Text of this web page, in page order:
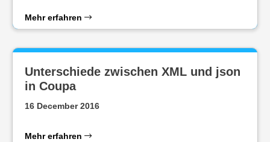
Mehr erfahren
Unterschiede zwischen XML und json
in Coupa
16 December 2016
Mehr erfahren